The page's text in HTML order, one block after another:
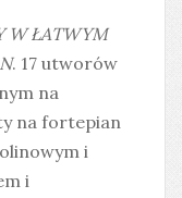
W ŁATWYM
. 17 utworów
na
na fortepian
i
i